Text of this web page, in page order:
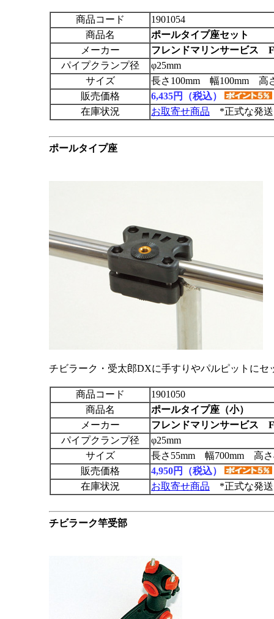
商品コード
1901054
商品名
ポールタイプ座セット
メーカー
フレンドマリンサービス
パイプクランプ径
φ25mm
サイズ
長さ100mm 幅100mm 高
販売価格
6,435円（税込）
在庫状況
お取寄せ商品 *正式な発送
ポールタイプ座
チビラーク・受太郎DXに手すりやパルピットにセ
商品コード
1901050
商品名
ポールタイプ座（小）
メーカー
フレンドマリンサービス
パイプクランプ径
φ25mm
サイズ
長さ55mm 幅700mm 高さ
販売価格
4,950円（税込）
在庫状況
お取寄せ商品 *正式な発送
チビラーク竿受部